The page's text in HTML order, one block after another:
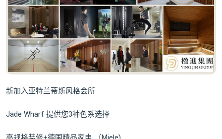
新加入亚特兰蒂斯风格会所
Jade Wharf 提供您3种色系选择